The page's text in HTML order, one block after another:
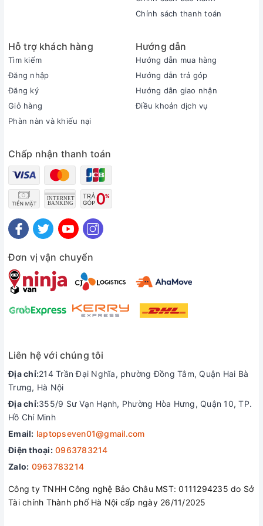
73VN313SHđáp ứng đủ các tiêu chuẩn của người chơi
chuyên nghiệp. Bên cạnh đó, AORUS 5 cũng mang đến cho
bạn hiệu ứng hiển thị tốt nhất và chân thực trong các trò
Liên hệ ngay đội ngũ hỗ trợ để nhận bộ quà tặng hấp dẫn
Chính sách thanh toán
Hỗ trợ khách hàng
Tìm kiếm
Đăng nhập
Đăng ký
Giỏ hàng
Phàn nàn và khiếu nại
Hướng dẫn
Hướng dẫn mua hàng
Hướng dẫn trả góp
Hướng dẫn giao nhận
Điều khoản dịch vụ
Chấp nhận thanh toán
Đơn vị vận chuyển
Liên hệ với chúng tôi
Địa chỉ:214 Trần Đại Nghĩa, phường Đồng Tâm, Quận Hai Bà
Trưng, Hà Nội
Địa chỉ:355/9 Sư Vạn Hạnh, Phường Hòa Hưng, Quận 10, TP.
Hồ Chí Minh
Email: laptopseven01@gmail.com
Điện thoại: 0963783214
Zalo: 0963783214
Công ty TNHH Công nghệ Bảo Châu MST: 0111294235 do Sở
Tài chính Thành phố Hà Nội cấp ngày 26/11/2025